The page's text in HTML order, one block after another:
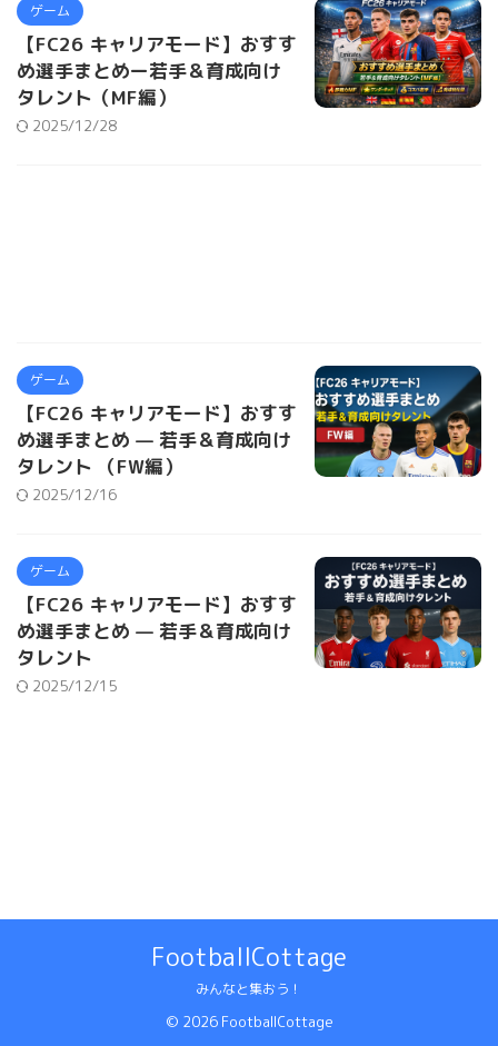
ゲーム
【FC26 キャリアモード】おすす
め選手まとめー若手＆育成向け
タレント（MF編）
2025/12/28
ゲーム
【FC26 キャリアモード】おすす
め選手まとめ — 若手＆育成向け
タレント （FW編）
2025/12/16
ゲーム
【FC26 キャリアモード】おすす
め選手まとめ — 若手＆育成向け
タレント
2025/12/15
FootballCottage
みんなと集おう！
© 2026 FootballCottage